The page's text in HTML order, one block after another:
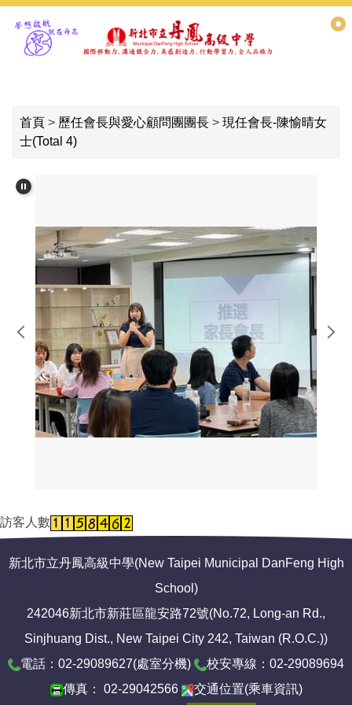
到
首頁 > 歷任會長與愛心顧問團團長 > 現任會長-陳愉晴女
士(Total 4)
訪客人數
新北市立丹鳳高級中學(New Taipei Municipal DanFeng High
School)
242046新北市新莊區龍安路72號(No.72, Long-an Rd.,
Sinjhuang Dist., New Taipei City 242, Taiwan (R.O.C.))
電話：02-29089627(處室分機)
校安專線：02-29089694
傳真： 02-29042566
交通位置(乘車資訊)